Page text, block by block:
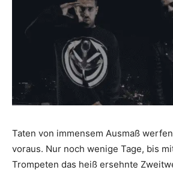
Taten von immensem Ausmaß
voraus. Nur noch wenige Tage, bis
Trompeten das heiß ersehnte